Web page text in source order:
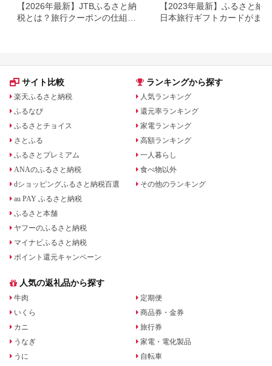
【2026年最新】JTBふるさと納
税とは？旅行クーポンの仕組
【2023年最新】ふるさと納
日本旅行ギフトカードがまだ
サイト比較
楽天ふるさと納税
ふるなび
ふるさとチョイス
さとふる
ふるさとプレミアム
ANAのふるさと納税
dショッピングふるさと納税百選
au PAY ふるさと納税
ふるさと本舗
ヤフーのふるさと納税
マイナビふるさと納税
ポイント還元キャンペーン
ランキングから探す
人気ランキング
還元率ランキング
家電ランキング
高額ランキング
一人暮らし
食べ物以外
その他のランキング
人気の返礼品から探す
牛肉
いくら
カニ
うなぎ
うに
定期便
商品券・金券
旅行券
家電・電化製品
自転車